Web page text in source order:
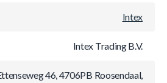
Intex
Intex Trading B.V.
46, 4706PB Roosendaal,